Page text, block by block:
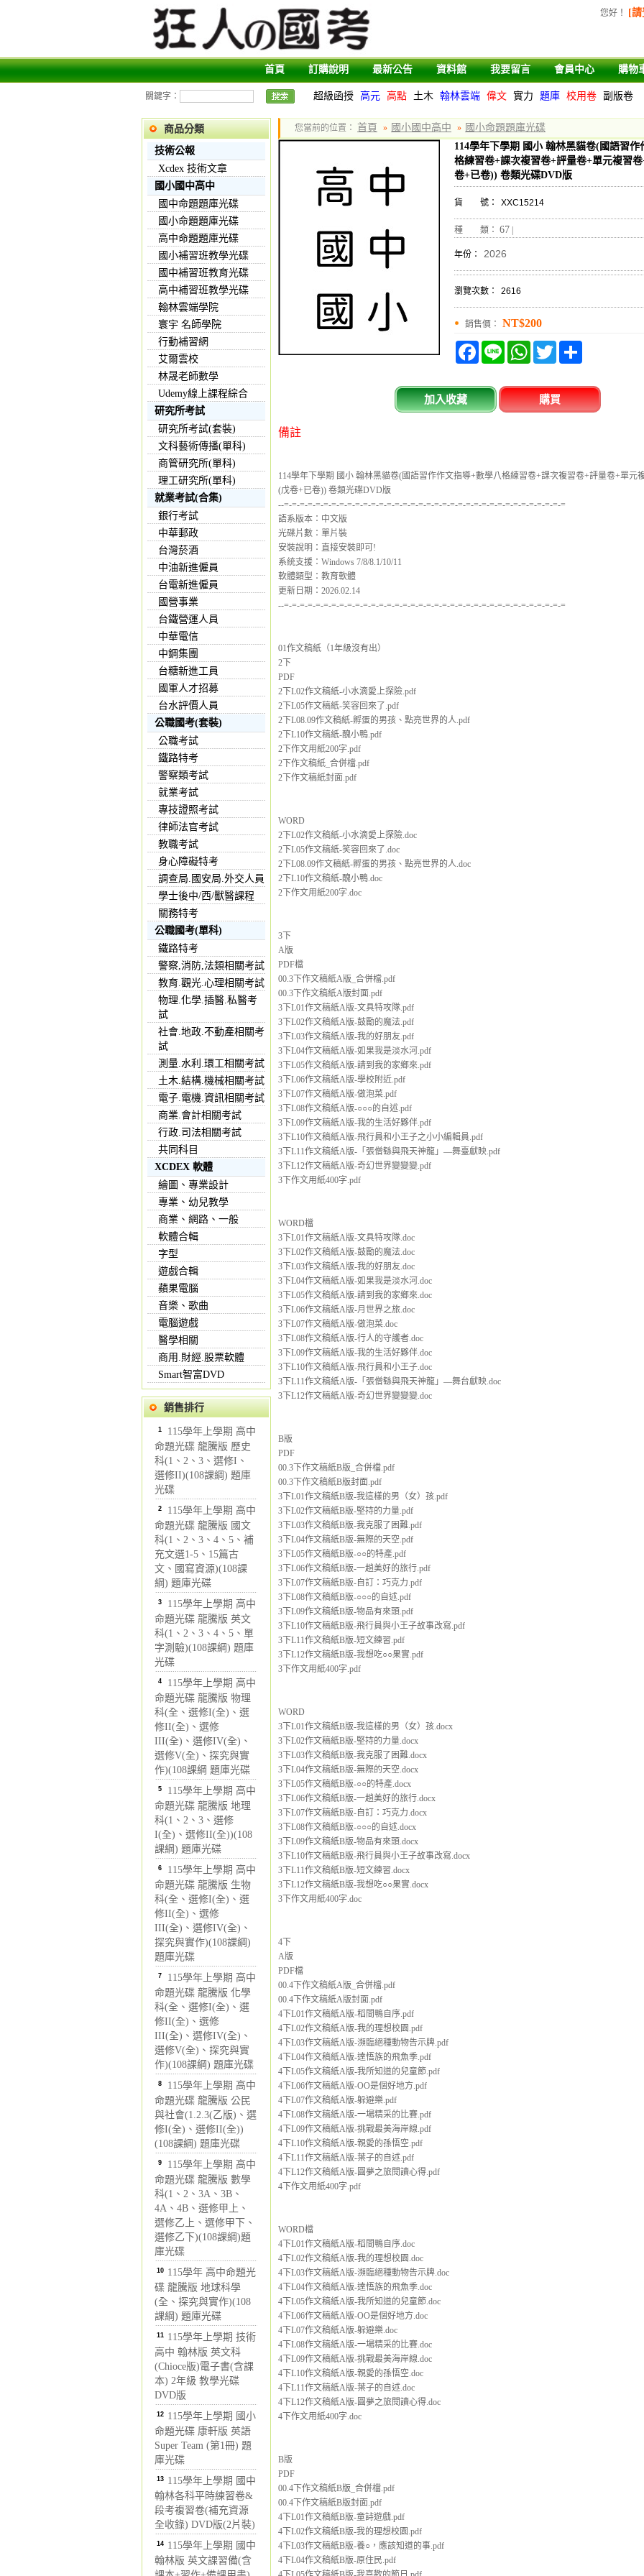
您好 ！ [請
首頁 訂購說明 最新公告 資料館 我要留言 會員中心 購物
關鍵字： 超級函授 高元 高點 土木 翰林雲端 偉文 實力 題庫 校用卷 副版卷
商品分類
技術公報
Xcdex 技術文章
國小國中高中
國中命題題庫光碟
國小命題題庫光碟
高中命題題庫光碟
國小補習班教學光碟
國中補習班教育光碟
高中補習班教學光碟
翰林雲端學院
寰宇 名師學院
行動補習網
艾爾雲校
林晟老師數學
Udemy線上課程綜合
研究所考試
研究所考試(套裝)
文科藝術傳播(單科)
商管研究所(單科)
理工研究所(單科)
就業考試(合集)
銀行考試
中華郵政
台灣菸酒
中油新進僱員
台電新進僱員
國營事業
台鐵營運人員
中華電信
中鋼集團
台糖新進工員
國軍人才招募
台水評價人員
公職國考(套裝)
公職考試
鐵路特考
警察類考試
就業考試
專技證照考試
律師法官考試
教職考試
身心障礙特考
調查局.國安局.外交人員
學士後中/西/獸醫課程
關務特考
公職國考(單科)
鐵路特考
警察,消防,法類相關考試
教育.觀光.心理相關考試
物理.化學.插醫.私醫考
試
社會.地政.不動產相關考
試
測量.水利.環工相關考試
土木.結構.機械相關考試
電子.電機.資訊相關考試
商業.會計相關考試
行政.司法相關考試
共同科目
XCDEX 軟體
繪圖、專業設計
專業、幼兒教學
商業、網路、一般
軟體合輯
字型
遊戲合輯
蘋果電腦
音樂、歌曲
電腦遊戲
醫學相關
商用.財經.股票軟體
Smart智富DVD
銷售排行
1 115學年上學期 高中
命題光碟 龍騰版 歷史
科(1、2、3、選修I、
選修II)(108課綱) 題庫
光碟
2 115學年上學期 高中
命題光碟 龍騰版 國文
科(1、2、3、4、5、補
充文選1-5、15篇古
文、國寫資源)(108課
綱) 題庫光碟
3 115學年上學期 高中
命題光碟 龍騰版 英文
科(1、2、3、4、5、單
字測驗)(108課綱) 題庫
光碟
4 115學年上學期 高中
命題光碟 龍騰版 物理
科(全、選修I(全)、選
修II(全)、選修
III(全)、選修IV(全)、
選修V(全)、探究與實
作)(108課綱 題庫光碟
5 115學年上學期 高中
命題光碟 龍騰版 地理
科(1、2、3、選修
I(全)、選修II(全))(108
課綱) 題庫光碟
6 115學年上學期 高中
命題光碟 龍騰版 生物
科(全、選修I(全)、選
修II(全)、選修
III(全)、選修IV(全)、
探究與實作)(108課綱)
題庫光碟
7 115學年上學期 高中
命題光碟 龍騰版 化學
科(全、選修I(全)、選
修II(全)、選修
III(全)、選修IV(全)、
選修V(全)、探究與實
作)(108課綱) 題庫光碟
8 115學年上學期 高中
命題光碟 龍騰版 公民
與社會(1.2.3(乙版)、選
修I(全)、選修II(全))
(108課綱) 題庫光碟
9 115學年上學期 高中
命題光碟 龍騰版 數學
科(1、2、3A、3B、
4A、4B、選修甲上、
選修乙上、選修甲下、
選修乙下)(108課綱)題
庫光碟
10 115學年 高中命題光
碟 龍騰版 地球科學
(全、探究與實作)(108
課綱) 題庫光碟
11 115學年上學期 技術
高中 翰林版 英文科
(Chioce版)電子書(含課
本) 2年級 教學光碟
DVD版
12 115學年上學期 國小
命題光碟 康軒版 英語
Super Team (第1冊) 題
庫光碟
13 115學年上學期 國中
翰林各科平時練習卷&
段考複習卷(補充資源
全收錄) DVD版(2片裝)
14 115學年上學期 國中
翰林版 英文課習備(含
您當前的位置： 首頁 » 國小國中高中 » 國小命題題庫光碟
114學年下學期 國小 翰林黑貓卷(國語習作
格練習卷+課次複習卷+評量卷+單元複習
卷+已卷)) 卷類光碟DVD版
貨 號： XXC15214
種 類： 67
年份： 2026
瀏覽次數： 2616
銷售價： NT$200
Facebook
Line WhatsAppTwitter
加入收藏 購買
備註
114學年下學期 國小 翰林黑貓卷(國語習作作文指導+數學八格練習卷+課次複習卷+評量卷+單元
(戊卷+已卷)) 卷類光碟DVD版
--=-=-=-=-=-=-=-=-=-=-=-=-=-=-=-=-=-=-=-=-=-=-=-=-=-=-=-=-=-=-=-=-=-=-=-=
語系版本：中文版
光碟片數：單片裝
安裝說明：直接安裝即可!
系統支援：Windows 7/8/8.1/10/11
軟體類型：教育軟體
更新日期：2026.02.14
--=-=-=-=-=-=-=-=-=-=-=-=-=-=-=-=-=-=-=-=-=-=-=-=-=-=-=-=-=-=-=-=-=-=-=-=
01作文稿紙（1年級沒有出）
2下
PDF
2下L02作文稿紙-小水滴愛上探險.pdf
2下L05作文稿紙-笑容回來了.pdf
2下L08.09作文稿紙-孵蛋的男孩、點亮世界的人.pdf
2下L10作文稿紙-醜小鴨.pdf
2下作文用紙200字.pdf
2下作文稿紙_合併檔.pdf
2下作文稿紙封面.pdf
WORD
2下L02作文稿紙-小水滴愛上探險.doc
2下L05作文稿紙-笑容回來了.doc
2下L08.09作文稿紙-孵蛋的男孩、點亮世界的人.doc
2下L10作文稿紙-醜小鴨.doc
2下作文用紙200字.doc
3下
A版
PDF檔
00.3下作文稿紙A版_合併檔.pdf
00.3下作文稿紙A版封面.pdf
3下L01作文稿紙A版-文具特攻隊.pdf
3下L02作文稿紙A版-鼓勵的魔法.pdf
3下L03作文稿紙A版-我的好朋友.pdf
3下L04作文稿紙A版-如果我是淡水河.pdf
3下L05作文稿紙A版-請到我的家鄉來.pdf
3下L06作文稿紙A版-學校附近.pdf
3下L07作文稿紙A版-做泡菜.pdf
3下L08作文稿紙A版-○○○的自述.pdf
3下L09作文稿紙A版-我的生活好夥伴.pdf
3下L10作文稿紙A版-飛行員和小王子之小小編輯員.pdf
3下L11作文稿紙A版-「張僧繇與飛天神龍」—舞臺獻映.pdf
3下L12作文稿紙A版-奇幻世界變變變.pdf
3下作文用紙400字.pdf
WORD檔
3下L01作文稿紙A版-文具特攻隊.doc
3下L02作文稿紙A版-鼓勵的魔法.doc
3下L03作文稿紙A版-我的好朋友.doc
3下L04作文稿紙A版-如果我是淡水河.doc
3下L05作文稿紙A版-請到我的家鄉來.doc
3下L06作文稿紙A版-月世界之旅.doc
3下L07作文稿紙A版-做泡菜.doc
3下L08作文稿紙A版-行人的守護者.doc
3下L09作文稿紙A版-我的生活好夥伴.doc
3下L10作文稿紙A版-飛行員和小王子.doc
3下L11作文稿紙A版-「張僧繇與飛天神龍」—舞台獻映.doc
3下L12作文稿紙A版-奇幻世界變變變.doc
B版
PDF
00.3下作文稿紙B版_合併檔.pdf
00.3下作文稿紙B版封面.pdf
3下L01作文稿紙B版-我這樣的男（女）孩.pdf
3下L02作文稿紙B版-堅持的力量.pdf
3下L03作文稿紙B版-我克服了困難.pdf
3下L04作文稿紙B版-無際的天空.pdf
3下L05作文稿紙B版-○○的特產.pdf
3下L06作文稿紙B版-一趟美好的旅行.pdf
3下L07作文稿紙B版-自訂：巧克力.pdf
3下L08作文稿紙B版-○○○的自述.pdf
3下L09作文稿紙B版-物品有來頭.pdf
3下L10作文稿紙B版-飛行員與小王子故事改寫.pdf
3下L11作文稿紙B版-短文練習.pdf
3下L12作文稿紙B版-我想吃○○果實.pdf
3下作文用紙400字.pdf
WORD
3下L01作文稿紙B版-我這樣的男（女）孩.docx
3下L02作文稿紙B版-堅持的力量.docx
3下L03作文稿紙B版-我克服了困難.docx
3下L04作文稿紙B版-無際的天空.docx
3下L05作文稿紙B版-○○的特產.docx
3下L06作文稿紙B版-一趟美好的旅行.docx
3下L07作文稿紙B版-自訂：巧克力.docx
3下L08作文稿紙B版-○○○的自述.docx
3下L09作文稿紙B版-物品有來頭.docx
3下L10作文稿紙B版-飛行員與小王子故事改寫.docx
3下L11作文稿紙B版-短文練習.docx
3下L12作文稿紙B版-我想吃○○果實.docx
3下作文用紙400字.doc
4下
A版
PDF檔
00.4下作文稿紙A版_合併檔.pdf
00.4下作文稿紙A版封面.pdf
4下L01作文稿紙A版-稻間鴨自序.pdf
4下L02作文稿紙A版-我的理想校園.pdf
4下L03作文稿紙A版-瀕臨絕種動物告示牌.pdf
4下L04作文稿紙A版-達悟族的飛魚季.pdf
4下L05作文稿紙A版-我所知道的兒童節.pdf
4下L06作文稿紙A版-OO是個好地方.pdf
4下L07作文稿紙A版-躲避樂.pdf
4下L08作文稿紙A版-一場精采的比賽.pdf
4下L09作文稿紙A版-挑戰最美海岸線.pdf
4下L10作文稿紙A版-親愛的孫悟空.pdf
4下L11作文稿紙A版-葉子的自述.pdf
4下L12作文稿紙A版-圓夢之旅閱讀心得.pdf
4下作文用紙400字.pdf
WORD檔
4下L01作文稿紙A版-稻間鴨自序.doc
4下L02作文稿紙A版-我的理想校園.doc
4下L03作文稿紙A版-瀕臨絕種動物告示牌.doc
4下L04作文稿紙A版-達悟族的飛魚季.doc
4下L05作文稿紙A版-我所知道的兒童節.doc
4下L06作文稿紙A版-OO是個好地方.doc
4下L07作文稿紙A版-躲避樂.doc
4下L08作文稿紙A版-一場精采的比賽.doc
4下L09作文稿紙A版-挑戰最美海岸線.doc
4下L10作文稿紙A版-親愛的孫悟空.doc
4下L11作文稿紙A版-葉子的自述.doc
4下L12作文稿紙A版-圓夢之旅閱讀心得.doc
4下作文用紙400字.doc
B版
PDF
00.4下作文稿紙B版_合併檔.pdf
00.4下作文稿紙B版封面.pdf
4下L01作文稿紙B版-童詩遊戲.pdf
4下L02作文稿紙B版-我的理想校園.pdf
4下L03作文稿紙B版-養○，應該知道的事.pdf
4下L04作文稿紙B版-原住民.pdf